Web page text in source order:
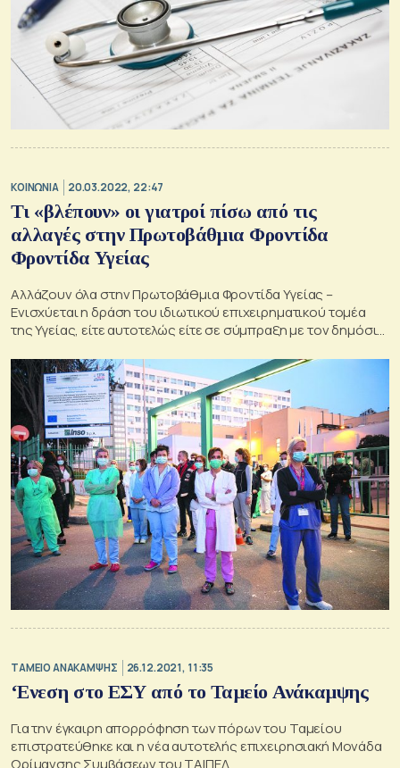
ΚΟΙΝΩΝΙΑ 20.03.2022, 22:47
Tι «βλέπουν» οι γιατροί πίσω από τις
αλλαγές στην Πρωτοβάθμια Φροντίδα
Φροντίδα Υγείας
Αλλάζουν όλα στην Πρωτοβάθμια Φροντίδα Υγείας –
Ενισχύεται η δράση του ιδιωτικού επιχειρηματικού τομέα
της Υγείας, είτε αυτοτελώς είτε σε σύμπραξη με τον δημόσιο
ΤΑΜΕΙΟ ΑΝΑΚΑΜΨΗΣ 26.12.2021, 11:35
‘Eνεση στο ΕΣΥ από το Ταμείο Ανάκαμψης
Για την έγκαιρη απορρόφηση των πόρων του Ταμείου
επιστρατεύθηκε και η νέα αυτοτελής επιχειρησιακή Μονάδα
Ωρίμανσης Συμβάσεων του ΤΑΙΠΕΔ